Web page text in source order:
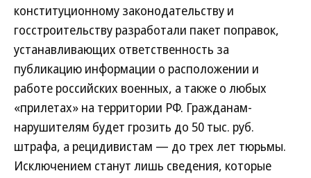
конституционному законодательству и
госстроительству разработали пакет поправок,
устанавливающих ответственность за
публикацию информации о расположении и
работе российских военных, а также о любых
«прилетах» на территории РФ. Гражданам-
нарушителям будет грозить до 50 тыс. руб.
штрафа, а рецидивистам — до трех лет тюрьмы.
Исключением станут лишь сведения, которые